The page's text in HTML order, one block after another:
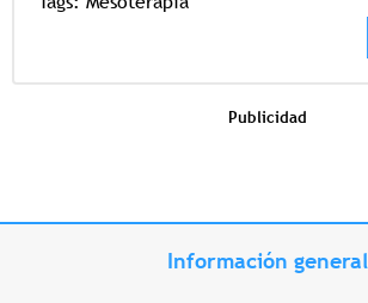
Publicidad
Información general